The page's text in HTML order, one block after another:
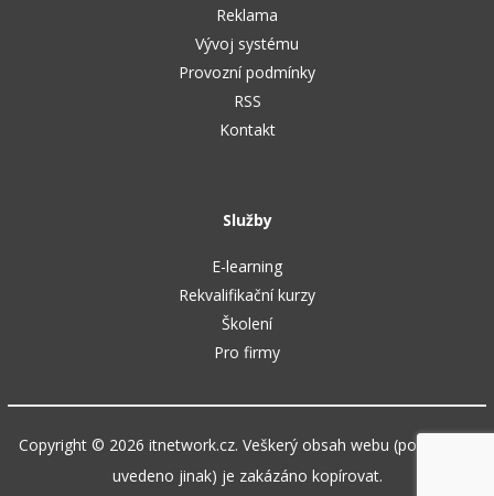
Reklama
Vývoj systému
Provozní podmínky
RSS
Kontakt
Služby
E-learning
Rekvalifikační kurzy
Školení
Pro firmy
Copyright © 2026 itnetwork.cz. Veškerý obsah webu (pokud není
uvedeno jinak) je zakázáno kopírovat.